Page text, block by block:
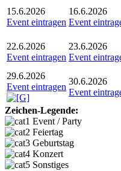
15.6.2026
Event eintragen
16.6.2026
Event
22.6.2026
Event eintragen
23.6.2026
Event
29.6.2026
Event eintragen
30.6.2026
Event
Zeichen-Legende:
Event / Party
Feiertag
Geburtstag
Konzert
Sonstiges